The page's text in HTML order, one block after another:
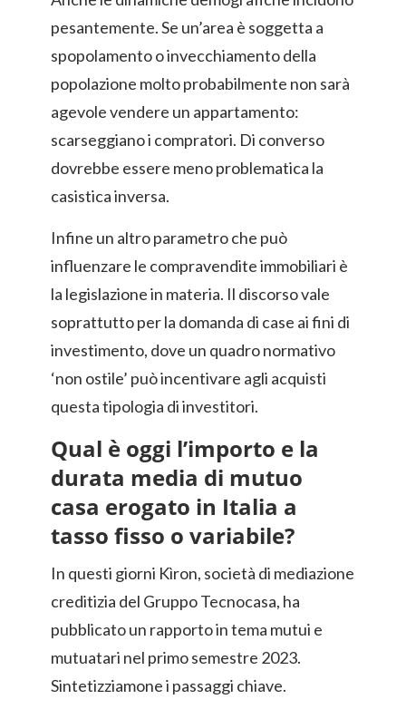
pesantemente. Se un’area è soggetta a
spopolamento o invecchiamento della
popolazione molto probabilmente non sarà
agevole vendere un appartamento:
scarseggiano i compratori. Di converso
dovrebbe essere meno problematica la
casistica inversa.
Infine un altro parametro che può
influenzare le compravendite immobiliari è
la legislazione in materia. Il discorso vale
soprattutto per la domanda di case ai fini di
investimento, dove un quadro normativo
‘non ostile’ può incentivare agli acquisti
questa tipologia di investitori.
Qual è oggi l’importo e la
durata media di mutuo
casa erogato in Italia a
tasso fisso o variabile?
In questi giorni Kìron, società di mediazione
creditizia del Gruppo Tecnocasa, ha
pubblicato un rapporto in tema mutui e
mutuatari nel primo semestre 2023.
Sintetizziamone i passaggi chiave.